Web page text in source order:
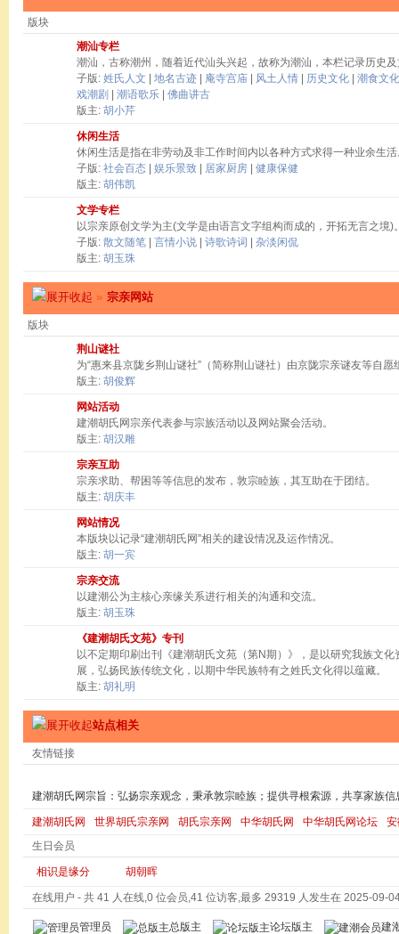
版块
潮汕专栏
潮汕，古称潮州，随着近代汕头兴起，故称为潮汕，本栏记录历史
子版: 姓氏人文 地名古迹 庵寺宫庙 风土人情 历史文化
潮食文化
戏潮剧
潮语歌乐
佛曲讲古
版主: 胡小芹
休闲生活
休闲生活是指在非劳动及非工作时间内以各种方式求得一种业余生
子版: 社会百态 娱乐景致 居家厨房
健康保健
版主: 胡伟凯
文学专栏
以宗亲原创文学为主(文学是由语言文字组构而成的，开拓无言之境)
子版: 散文随笔 言情小说 诗歌诗词
杂淡闲侃
版主: 胡玉珠
» 宗亲网站
版块
荆山谜社
为“惠来县京陇乡荆山谜社”（简称荆山谜社）由京陇宗亲谜友等自
版主: 胡俊辉
网站活动
建潮胡氏网宗亲代表参与宗族活动以及网站聚会活动。
版主: 胡汉雕
宗亲互助
宗亲求助、帮困等等信息的发布，敦宗睦族，其互助在于团结。
版主: 胡庆丰
网站情况
本版块以记录“建潮胡氏网”相关的建设情况及运作情况。
版主: 胡一宾
宗亲交流
以建潮公为主核心亲缘关系进行相关的沟通和交流。
版主: 胡玉珠
《建潮胡氏文苑》专刊
以不定期印刷出刊《建潮胡氏文苑（第N期）》，是以研究我族文
展，弘扬民族传统文化，以期中华民族特有之姓氏文化得以蕴藏。
版主: 胡礼明
站点相关
友情链接
建潮胡氏网宗旨：弘扬宗亲观念，秉承敦宗睦族；提供寻根索源，共享家族信
建潮胡氏网 世界胡氏宗亲网 胡氏宗亲网 中华胡氏网 中华胡氏网论坛
生日会员
相识是缘分 胡朝晖
在线用户 - 共 41 人在线,0 位会员,41 位访客,最多 29319 人发生在 2025-09-
管理员 总版主 论坛版主 建